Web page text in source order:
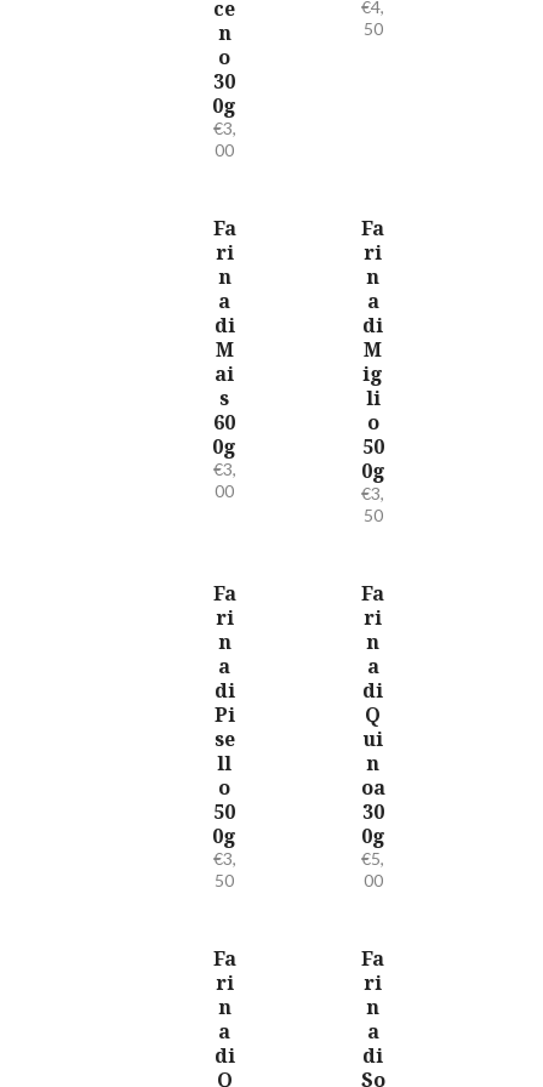
ce
n
o
30
0g
€3,
00
€4,
50
Fa
ri
n
a
di
M
ai
s
60
0g
€3,
00
Fa
ri
n
a
di
M
ig
li
o
50
0g
€3,
50
Fa
ri
n
a
di
Pi
se
ll
o
50
0g
€3,
50
Fa
ri
n
a
di
Q
ui
n
oa
30
0g
€5,
00
Fa
ri
n
a
di
Q
Fa
ri
n
a
di
So